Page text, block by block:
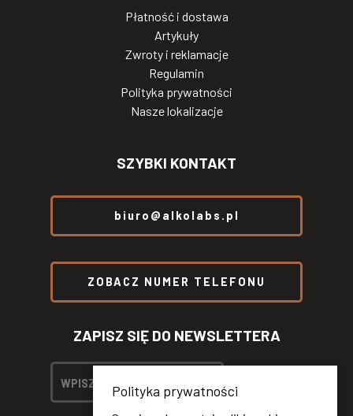
Płatność i dostawa
Artykuły
Zwroty i reklamacje
Regulamin
Polityka prywatności
Nasze lokalizacje
SZYBKI KONTAKT
biuro@alkolabs.pl
ZOBACZ NUMER TELEFONU
ZAPISZ SIĘ DO NEWSLETTERA
Polityka prywatności